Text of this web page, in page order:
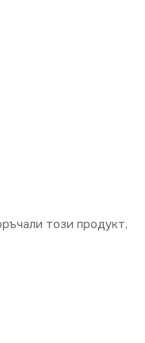
този продукт,